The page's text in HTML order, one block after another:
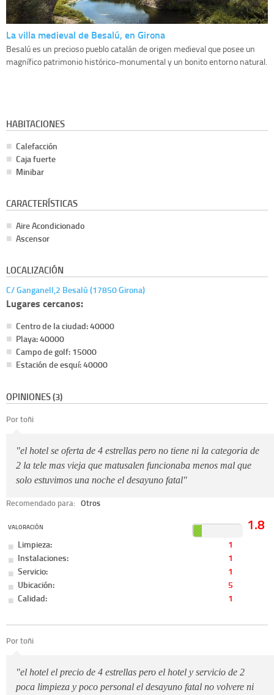
La villa medieval de Besalú, en Girona
Besalú es un precioso pueblo catalán de origen medieval que posee un
magnífico patrimonio histórico-monumental y un bonito entorno natural.
HABITACIONES
Calefacción
Caja fuerte
Minibar
CARACTERÍSTICAS
Aire Acondicionado
Ascensor
LOCALIZACIÓN
C/ Ganganell,2 Besalú (17850 Girona)
Lugares cercanos:
Centro de la ciudad: 40000
Playa: 40000
Campo de golf: 15000
Estación de esquí: 40000
OPINIONES (3)
Por toñi
"el hotel se oferta de 4 estrellas pero no tiene ni la categoria de
2 la tele mas vieja que matusalen funcionaba menos mal que
solo estuvimos una noche el desayuno fatal"
Recomendado para: Otros
VALORACIÓN 1.8
Limpieza:
1
Instalaciones:
1
Servicio:
1
Ubicación:
5
Calidad:
1
Por toñi
"el hotel el precio de 4 estrellas pero el hotel y servicio de 2
poca limpieza y poco personal el desayuno fatal no volvere ni